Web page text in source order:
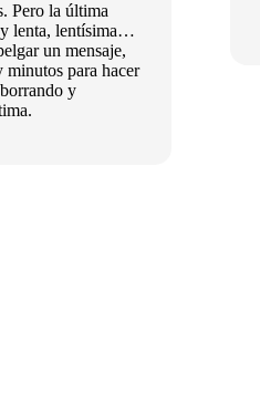
Pero la última
lenta, lentísima…
un mensaje,
minutos para hacer
y